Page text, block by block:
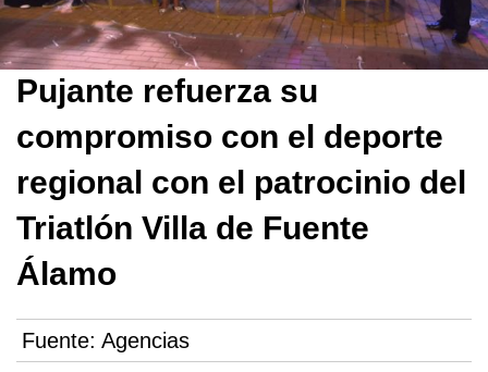
Pujante refuerza su
compromiso con el deporte
regional con el patrocinio del
Triatlón Villa de Fuente
Álamo
Fuente: Agencias